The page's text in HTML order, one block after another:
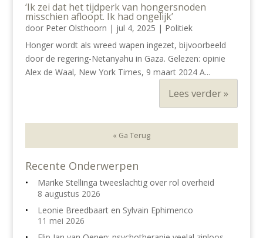
‘Ik zei dat het tijdperk van hongersnoden
misschien afloopt. Ik had ongelijk’
door Peter Olsthoorn | jul 4, 2025 | Politiek
Honger wordt als wreed wapen ingezet, bijvoorbeeld
door de regering-Netanyahu in Gaza. Gelezen: opinie
Alex de Waal, New York Times, 9 maart 2024 A...
Lees verder »
« Ga Terug
Recente Onderwerpen
Marike Stellinga tweeslachtig over rol overheid
8 augustus 2026
Leonie Breedbaart en Sylvain Ephimenco
11 mei 2026